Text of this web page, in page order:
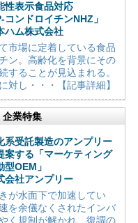
性表示食品対応
コンドロイチンNHZ」
ハム株式会社
市場に定着している食品
ン。高齢化を背景にその
することが見込まれる。
対し・・・【記事詳細】
企業特集
系受託製造のアンプリー
案する「マーケティング
型OEM」
会社アンプリー
が水面下で加速してい
を余儀なくされたインバ
く規制が解かれ、復調の